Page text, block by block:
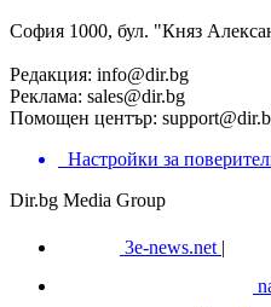
София 1000, бул. "Княз
Редакция: info@dir.bg
Реклама: sales@dir.bg
Помощен център:
Настройки за
Dir.bg Media Group
3e-news.net |